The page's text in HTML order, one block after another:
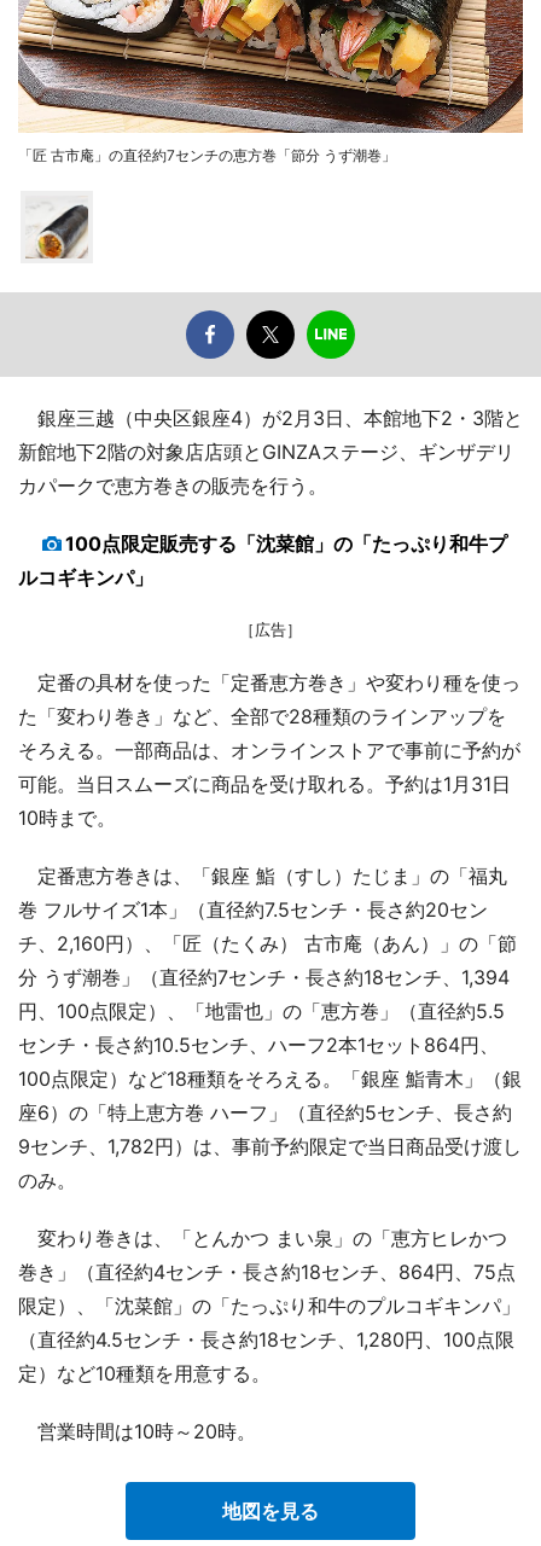
「匠 古市庵」の直径約7センチの恵方巻「節分 うず潮巻」
銀座三越（中央区銀座4）が2月3日、本館地下2・3階と
新館地下2階の対象店店頭とGINZAステージ、ギンザデリ
カパークで恵方巻きの販売を行う。
100点限定販売する「沈菜館」の「たっぷり和牛プ
ルコギキンパ」
［広告］
定番の具材を使った「定番恵方巻き」や変わり種を使っ
た「変わり巻き」など、全部で28種類のラインアップを
そろえる。一部商品は、オンラインストアで事前に予約が
可能。当日スムーズに商品を受け取れる。予約は1月31日
10時まで。
定番恵方巻きは、「銀座 鮨（すし）たじま」の「福丸
巻 フルサイズ1本」（直径約7.5センチ・長さ約20セン
チ、2,160円）、「匠（たくみ） 古市庵（あん）」の「節
分 うず潮巻」（直径約7センチ・長さ約18センチ、1,394
円、100点限定）、「地雷也」の「恵方巻」（直径約5.5
センチ・長さ約10.5センチ、ハーフ2本1セット864円、
100点限定）など18種類をそろえる。「銀座 鮨青木」（銀
座6）の「特上恵方巻 ハーフ」（直径約5センチ、長さ約
9センチ、1,782円）は、事前予約限定で当日商品受け渡し
のみ。
変わり巻きは、「とんかつ まい泉」の「恵方ヒレかつ
巻き」（直径約4センチ・長さ約18センチ、864円、75点
限定）、「沈菜館」の「たっぷり和牛のプルコギキンパ」
（直径約4.5センチ・長さ約18センチ、1,280円、100点限
定）など10種類を用意する。
営業時間は10時～20時。
地図を見る